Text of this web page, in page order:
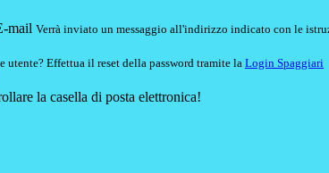
mail Verrà inviato un messaggio all'indirizzo indicato con le
utente? Effettua il reset della password tramite la Login Spaggiari
la casella di posta elettronica!